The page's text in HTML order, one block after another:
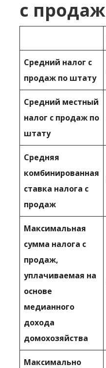
с продаж
Средний налог с
продаж по штату
Средний местный
налог с продаж по
штату
Средняя
комбинированная
ставка налога с
продаж
Максимальная
сумма налога с
продаж,
уплачиваемая на
основе
медианного
дохода
домохозяйства
Максимально